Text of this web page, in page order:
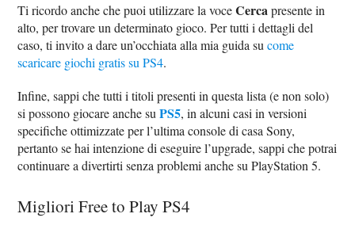
Ti ricordo anche che puoi utilizzare la voceCercapresente in
alto, per trovare un determinato gioco. Per tutti i dettagli del
caso, ti invito a dare un’occhiata alla mia guida sucome
scaricare giochi gratis su PS4.
Infine, sappi che tutti i titoli presenti in questa lista (e non solo)
si possono giocare anche suPS5, in alcuni casi in versioni
specifiche ottimizzate per l’ultima console di casa Sony,
pertanto se hai intenzione di eseguire l’upgrade, sappi che potrai
continuare a divertirti senza problemi anche su PlayStation 5.
Migliori Free to Play PS4